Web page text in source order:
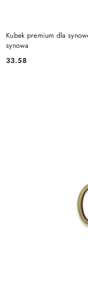
Kubek premium dla
synowa
Cena:
33.58